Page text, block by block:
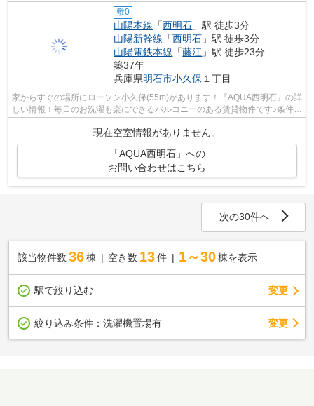
敷0
山陽本線 「西明石 」駅 徒歩3分
山陽新幹線 「西明石 」駅 徒歩3分
山陽電鉄本線 「藤江 」駅 徒歩23分
築37年
兵庫県明石市小久保 １丁目
家からすぐの場所にローソン小久保(55m)があります！『AQUA西明石』の詳
しい情報！毎日のお洗濯も楽にできるバルコニーのある賃貸物件です♪条件と
現在空室情報がありません。
「AQUA西明石」への
お問い合わせはこちら
次の30件へ
該当物件数 36棟 空き数 13 件 1～30 棟を表示
駅で絞り込む 変更
絞り込み条件： 洗濯機置場有 変更